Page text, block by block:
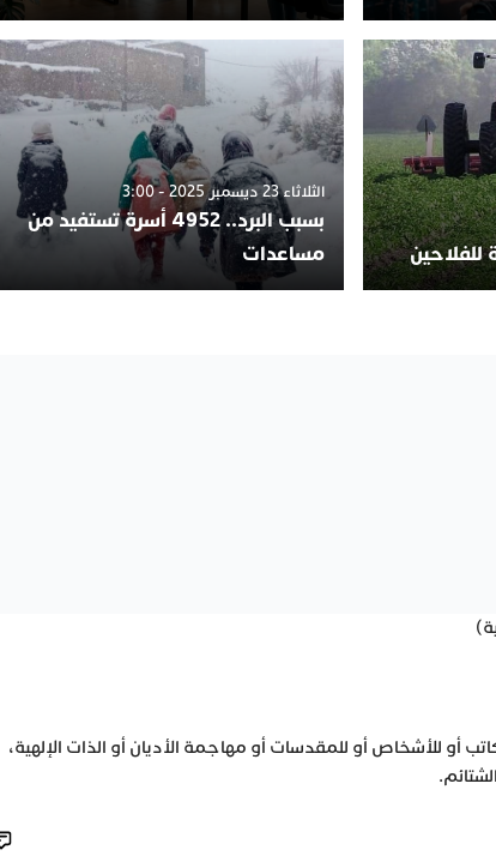
الثلاثاء 23 ديسمبر 2025 - 3:00
بسبب البرد.. 4952 أسرة تستفيد من
مساعدات
أو للأشخاص أو للمقدسات أو مهاجمة الأديان أو الذات الإلهية،